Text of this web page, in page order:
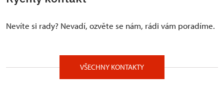
Nevíte si rady? Nevadí, ozvěte se nám, rádi vám poradíme.
VŠECHNY KONTAKTY